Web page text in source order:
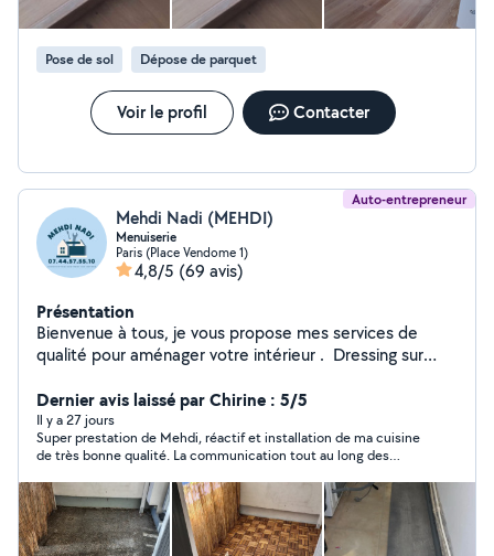
Pose de sol Dépose de parquet
Voir le profil Contacter
Auto-entrepreneur
Mehdi Nadi (MEHDI)
Menuiserie
Paris (Place Vendome 1)
4,8/5 (69 avis)
Présentation
Bienvenue à tous, je vous propose mes services de
qualité pour aménager votre intérieur . Dressing sur
kit, rénovation de sol, peinture, etc Mehdi NADI A
bientôt.
Dernier avis laissé par Chirine : 5/5
Il y a 27 jours
Super prestation de Mehdi, réactif et installation de ma cuisine
de très bonne qualité. La communication tout au long des
Mehdi les yeux fermés !